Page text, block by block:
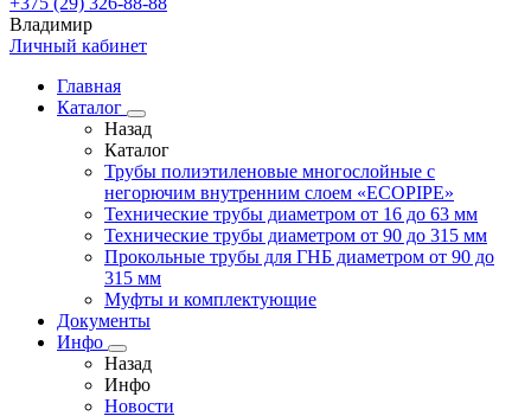
Владимир
Личный кабинет
Главная
Каталог
Назад
Каталог
Трубы полиэтиленовые многослойные с
негорючим внутренним слоем «ECOPIPE»
Технические трубы диаметром от 16 до 63 мм
Технические трубы диаметром от 90 до 315 мм
Прокольные трубы для ГНБ диаметром от 90 до
315 мм
Муфты и комплектующие
Документы
Инфо
Назад
Инфо
Новости